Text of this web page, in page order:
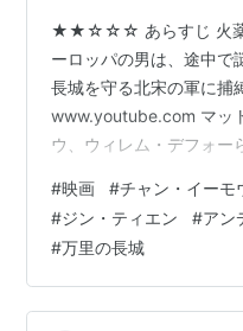
ゴッド・ギャンブラ
サンダーボルト／如
富貴兵團（1990）＜
仁義なき抗争 （1990
天若有情（てんにゃく
欲望の翼（1990） 出
カジノ・レイダース
トップ・ポリス（
★★☆☆☆ あらすじ 火薬
ーロッパの男は、途中で
長城を守る北宋の軍に捕
www.youtube.com マッ
ウ、ウィレム・デフォー
となったヨーロッパの男
賊との戦いに巻き込まれ
が、そうではなくて、「
怪物と戦うファンタジー
#映画 #チャン・イーモ
#ジン・ティエン #アン
#万里の長城